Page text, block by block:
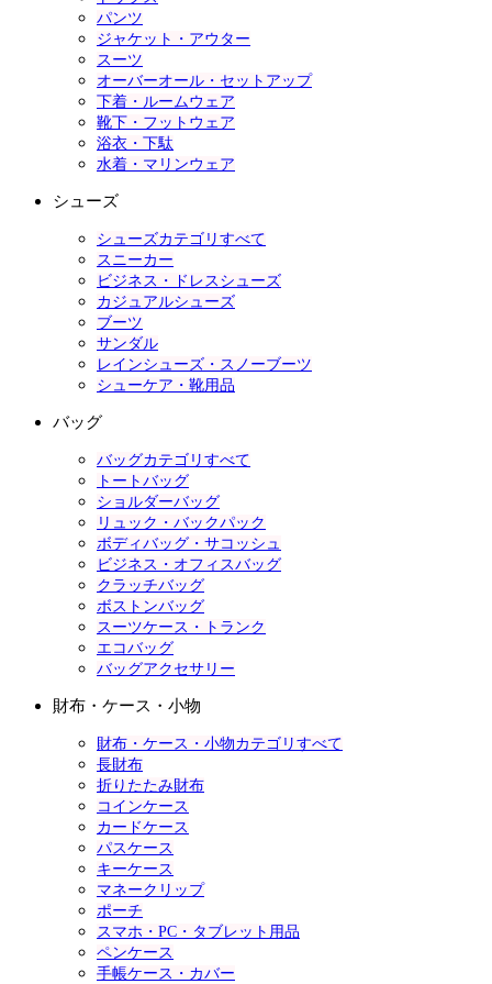
パンツ
ジャケット・アウター
スーツ
オーバーオール・セットアップ
下着・ルームウェア
靴下・フットウェア
浴衣・下駄
水着・マリンウェア
シューズ
シューズカテゴリすべて
スニーカー
ビジネス・ドレスシューズ
カジュアルシューズ
ブーツ
サンダル
レインシューズ・スノーブーツ
シューケア・靴用品
バッグ
バッグカテゴリすべて
トートバッグ
ショルダーバッグ
リュック・バックパック
ボディバッグ・サコッシュ
ビジネス・オフィスバッグ
クラッチバッグ
ボストンバッグ
スーツケース・トランク
エコバッグ
バッグアクセサリー
財布・ケース・小物
財布・ケース・小物カテゴリすべて
長財布
折りたたみ財布
コインケース
カードケース
パスケース
キーケース
マネークリップ
ポーチ
スマホ・PC・タブレット用品
ペンケース
手帳ケース・カバー